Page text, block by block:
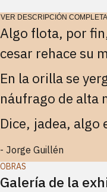
VER DESCRIPCIÓN COMPLETA
Algo flota, por
cesar rehace su
En la orilla se
náufrago de alta
Dice, jadea, algo
- Jorge Guillén
OBRAS
Galería de la